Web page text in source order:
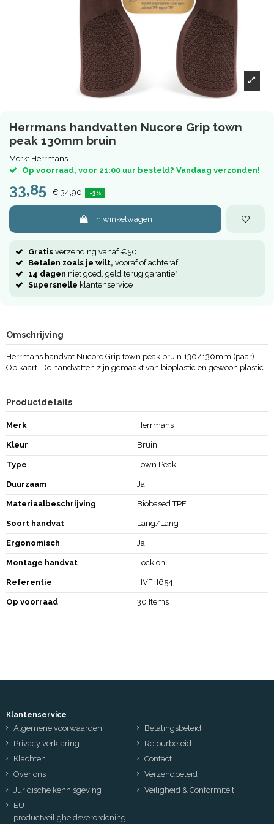
Herrmans handvatten Nucore Grip town
peak 130mm bruin
Merk: Herrmans
Op voorraad, voor 21:00 uur besteld? Vandaag verzonden!
33,85 € 34,90 -3%
In winkelwagen
Gratis verzending vanaf €50
Betalen zoals je wilt, vooraf of achteraf
14 dagen niet goed, geld terug garantie*
Supersnelle klantenservice
Omschrijving
Herrmans handvat Nucore Grip town peak bruin 130/130mm (paar).
Op kaart. De handvatten zijn gemaakt van bioplastic en gewoon plastic.
Productdetails
Merk Herrmans
Kleur Bruin
Type Town Peak
Duurzaam Ja
Materiaalbeschrijving Biobased TPE
Soort handvat Lang/Lang
Ergonomisch Ja
Montage handvat Lock on
Referentie HVFH654
Op voorraad 30 Items
Klantenservice
Algemene voorwaarden
Betalingsbeleid
Privacy verklaring
Retourbeleid
Klachten
Contact
Over ons
Verzendbeleid
Juridische kennisgeving
Veiligheid & Conformiteit
EU-
productveiligheidsverordening